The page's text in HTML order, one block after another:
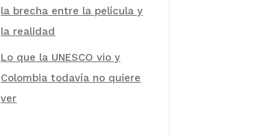
la brecha entre la película y
la realidad
Lo que la UNESCO vio y
Colombia todavía no quiere
ver